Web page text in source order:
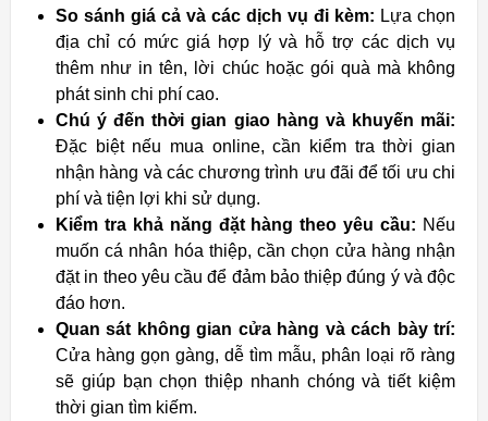
So sánh giá cả và các dịch vụ đi kèm: Lựa chọn
địa chỉ có mức giá hợp lý và hỗ trợ các dịch vụ
thêm như in tên, lời chúc hoặc gói quà mà không
phát sinh chi phí cao.
Chú ý đến thời gian giao hàng và khuyến mãi:
Đặc biệt nếu mua online, cần kiểm tra thời gian
nhận hàng và các chương trình ưu đãi để tối ưu chi
phí và tiện lợi khi sử dụng.
Kiểm tra khả năng đặt hàng theo yêu cầu: Nếu
muốn cá nhân hóa thiệp, cần chọn cửa hàng nhận
đặt in theo yêu cầu để đảm bảo thiệp đúng ý và độc
đáo hơn.
Quan sát không gian cửa hàng và cách bày trí:
Cửa hàng gọn gàng, dễ tìm mẫu, phân loại rõ ràng
sẽ giúp bạn chọn thiệp nhanh chóng và tiết kiệm
thời gian tìm kiếm.